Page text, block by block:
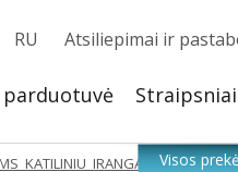
Atsiliepimai ir
RU
parduotuvė Straipsniai